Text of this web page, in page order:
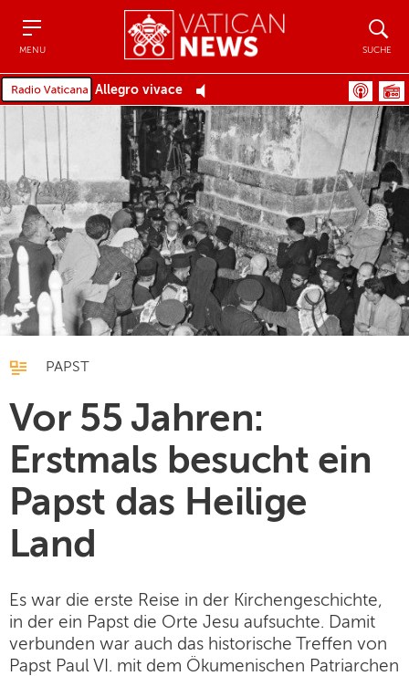
MENU SUCHE
Allegro vivace
PAPST
Vor 55 Jahren:
Erstmals besucht ein
Papst das Heilige
Land
Es war die erste Reise in der Kirchengeschichte,
in der ein Papst die Orte Jesu aufsuchte. Damit
verbunden war auch das historische Treffen von
Papst Paul VI. mit dem Ökumenischen Patriarchen